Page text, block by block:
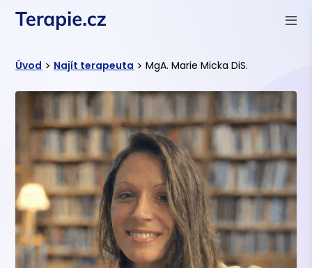
Úvod > Najít terapeuta > MgA. Marie Micka DiS.